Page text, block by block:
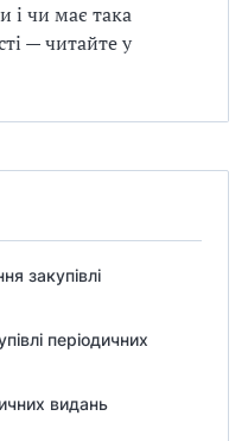
і чи має така
— читайте у
закупівлі
періодичних
видань